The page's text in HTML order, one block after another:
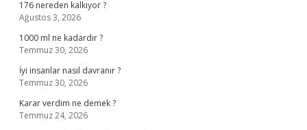
176 nereden kalkıyor ?
Ağustos 3, 2026
1000 ml ne kadardır ?
Temmuz 30, 2026
İyi insanlar nasıl davranır ?
Temmuz 30, 2026
Karar verdim ne demek ?
Temmuz 24, 2026